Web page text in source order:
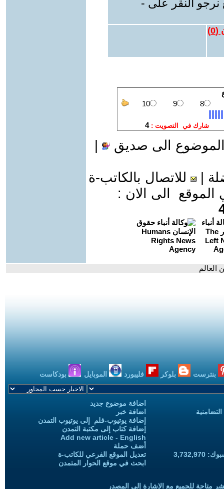
نرجو النقر على -
(
0
)
الى صديق
للاتصال بالكاتب-ة
الى الان :
بنترست بلوكر فليبورد الموبايل بودكاست
اضافة موضوع جديد
اضافة خبر
إضافة يوتيوب-فلم إلى يوتيوب التمدن
إضافة كتاب إلى مكتبة التمدن
Add new article - English
أضف حملة
تعديل الموقع الفرعي للكاتب-ة
ابحث في موقع الحوار المتمدن
متاحة للجميع مع الإشارة إلى المصدر